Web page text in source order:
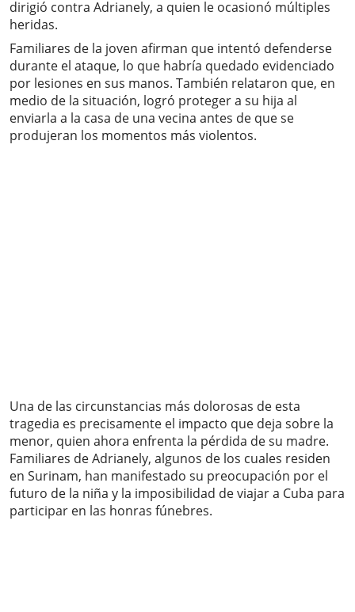
dirigió contra Adrianely, a quien le ocasionó múltiples
heridas.
Familiares de la joven afirman que intentó defenderse
durante el ataque, lo que habría quedado evidenciado
por lesiones en sus manos. También relataron que, en
medio de la situación, logró proteger a su hija al
enviarla a la casa de una vecina antes de que se
produjeran los momentos más violentos.
Una de las circunstancias más dolorosas de esta
tragedia es precisamente el impacto que deja sobre la
menor, quien ahora enfrenta la pérdida de su madre.
Familiares de Adrianely, algunos de los cuales residen
en Surinam, han manifestado su preocupación por el
futuro de la niña y la imposibilidad de viajar a Cuba para
participar en las honras fúnebres.